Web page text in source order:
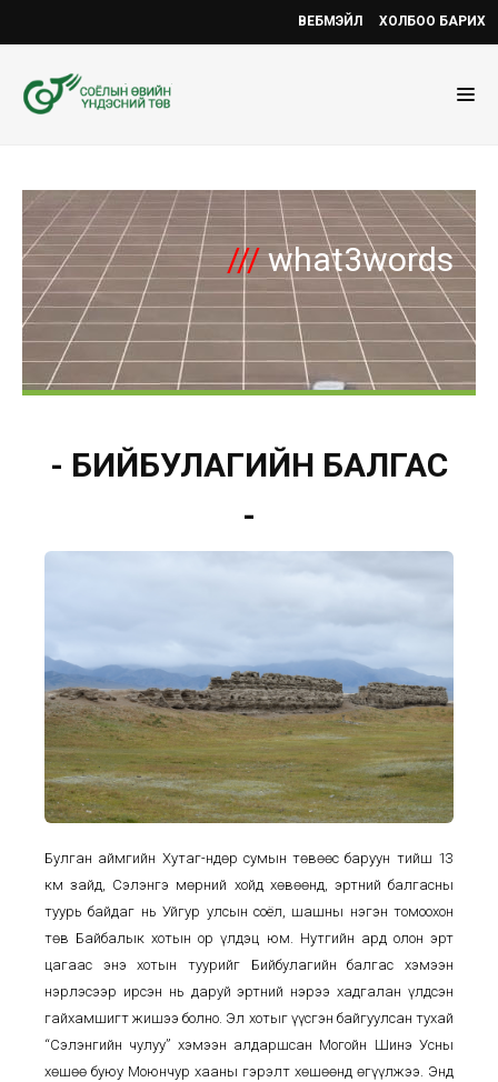
ВЕБМЭЙЛ ХОЛБОО БАРИХ
///what3words
- БИЙБУЛАГИЙН БАЛГАС
-
Булган аймгийн Хутаг-Өндөр сумын төвөөс баруун тийш 13
км зайд, Сэлэнгэ мөрний хойд хөвөөнд, эртний балгасны
туурь байдаг нь Уйгур улсын соёл, шашны нэгэн томоохон
төв Байбалык хотын ор үлдэц юм. Нутгийн ард олон эрт
цагаас энэ хотын туурийг Бийбулагийн балгас хэмээн
нэрлэсээр ирсэн нь даруй эртний нэрээ хадгалан үлдсэн
гайхамшигт жишээ болно. Эл хотыг үүсгэн байгуулсан тухай
“Сэлэнгийн чулуу” хэмээн алдаршсан Могойн Шинэ Усны
хөшөө буюу Моюнчур хааны гэрэлт хөшөөнд өгүүлжээ. Энд